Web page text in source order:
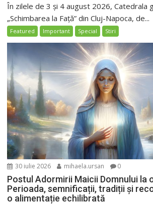
În zilele de 3 și 4 august 2026, Catedrala
„Schimbarea la Față” din Cluj-Napoca, de...
Featured Important Special Stiri
30 iulie 2026 mihaela.ursan 0
Postul Adormirii Maicii Domnului la
Perioada, semnificații, tradiții și
o alimentație echilibrată